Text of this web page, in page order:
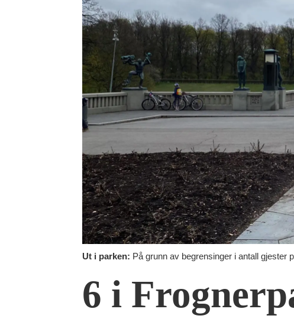
Ut i parken: På grunn av begrensinger i antall
6 i